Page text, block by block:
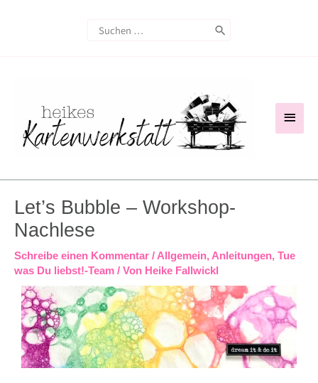
Search
for:
Let’s Bubble – Workshop-
Nachlese
Schreibe einen Kommentar / Allgemein, Anleitungen, Tue
was Du liebst!-Team / Von Heike Fallwickl